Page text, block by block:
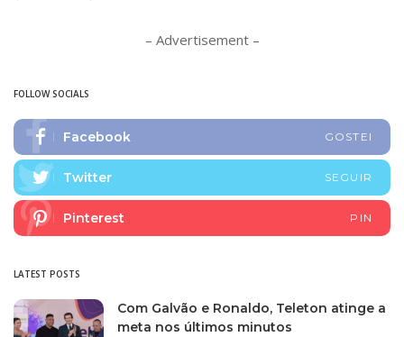
– Advertisement –
FOLLOW SOCIALS
Facebook GOSTEI
Twitter SEGUIR
Pinterest PIN
LATEST POSTS
Com Galvão e Ronaldo, Teleton atinge a
meta nos últimos minutos